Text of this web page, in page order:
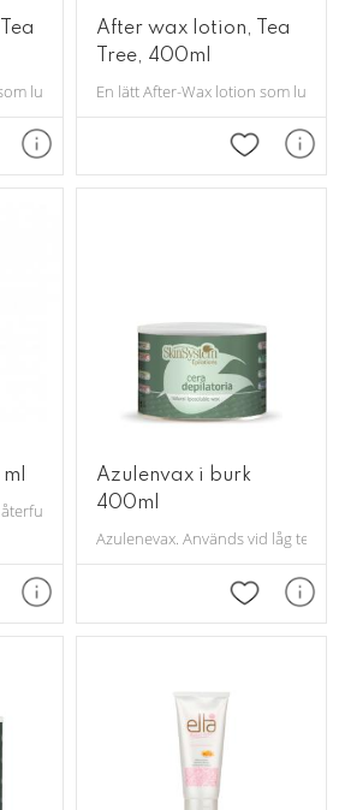
lugnar och kyler efter vaxning. Tar även
till i favoriter
After wax lotion, Tea
Tree, 400ml
En lätt After-Wax lotion som
Lägg till i
olja, som även tar bort vaxrester.
till i favoriter
Azulenvax i burk
400ml
Azulenevax. Används vid låg
Lägg till i